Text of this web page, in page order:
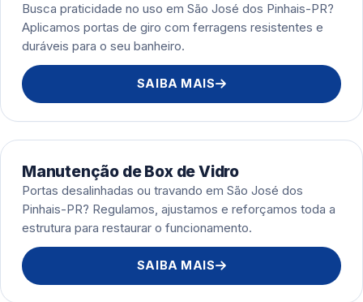
Busca praticidade no uso em São José dos Pinhais-PR?
Aplicamos portas de giro com ferragens resistentes e
duráveis para o seu banheiro.
SAIBA MAIS
Manutenção de Box de Vidro
Portas desalinhadas ou travando em São José dos
Pinhais-PR? Regulamos, ajustamos e reforçamos toda a
estrutura para restaurar o funcionamento.
SAIBA MAIS